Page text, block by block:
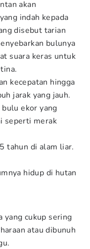
akan
indah kepada
disebut tarian
bulunya
suara keras untuk
kecepatan hingga
jarak yang jauh.
ekor yang
seperti merak
tahun di alam liar.
hidup di hutan
yang cukup sering
atau dibunuh